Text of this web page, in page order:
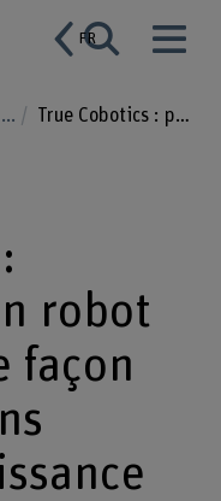
FR
... True Cobotics : programmer un robot collaboratif de façon intuitive et sans aucune connaissance informatique
robot
façon